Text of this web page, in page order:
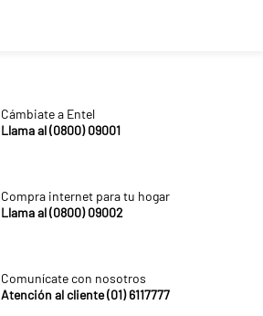
Cámbiate a Entel
Llama al (0800) 09001
Compra internet para tu hogar
Llama al (0800) 09002
Comunícate con nosotros
Atención al cliente (01) 6117777